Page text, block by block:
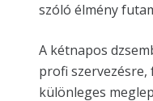
szóló élmény
A kétnapos
profi
különleges